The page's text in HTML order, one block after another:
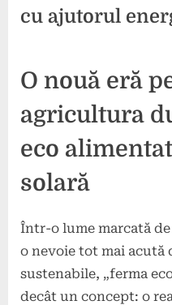
cu ajutorul
on
noiembrie
O nouă eră
agricultura
eco
solară
Într-o lume marcată
o nevoie tot mai acută
sustenabile, „ferma
decât un concept: o